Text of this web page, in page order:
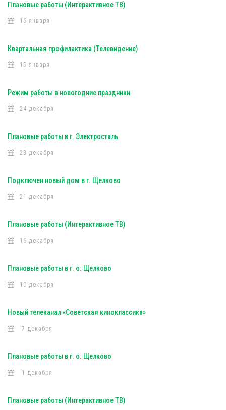
Плановые работы (Интерактивное ТВ)
16 января
Квартальная профилактика (Телевидение)
15 января
Режим работы в новогодние праздники
24 декабря
Плановые работы в г. Электросталь
23 декабря
Подключен новый дом в г. Щелково
21 декабря
Плановые работы (Интерактивное ТВ)
16 декабря
Плановые работы в г. о. Щелково
10 декабря
Новый телеканал «Советская киноклассика»
7 декабря
Плановые работы в г. о. Щелково
1 декабря
Плановые работы (Интерактивное ТВ)